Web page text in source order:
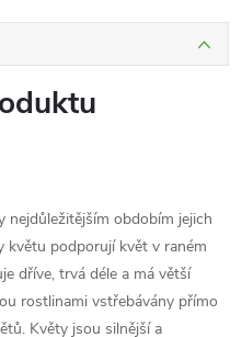
obdobím jejich
květu podporují květ v raném
dříve, trvá déle a má větší
rostlinami vstřebávány přímo
Květy jsou silnější a